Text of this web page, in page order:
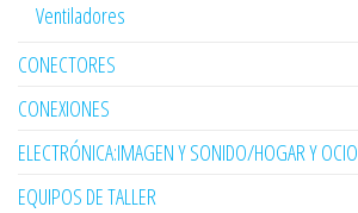
Ventiladores
CONECTORES
CONEXIONES
ELECTRÓNICA:IMAGEN Y SONIDO/HOGAR Y OCIO
EQUIPOS DE TALLER